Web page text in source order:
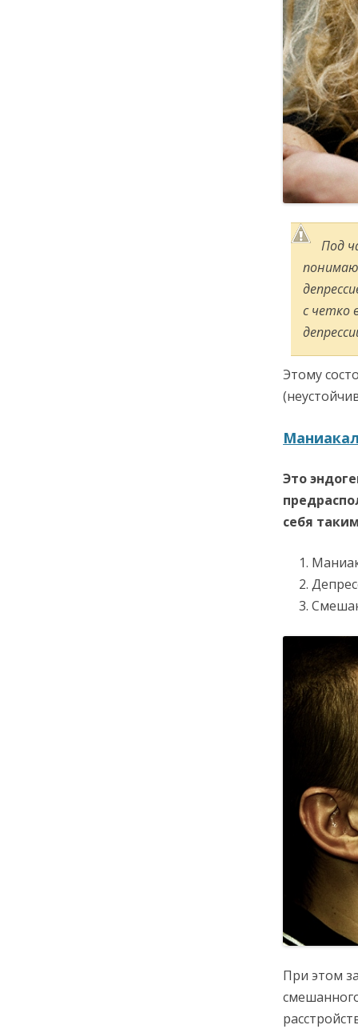
Под
с четко
Этому
Это
себя
При этом